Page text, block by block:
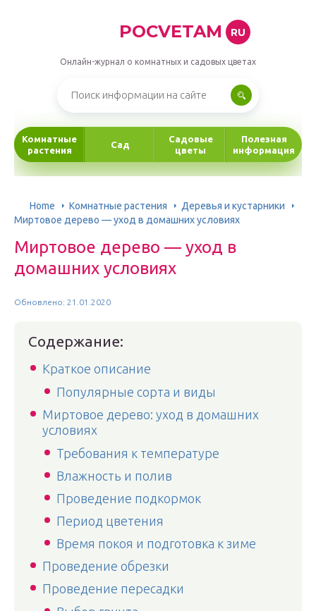
POCVETAM RU
Онлайн-журнал о комнатных и садовых цветах
Комнатные
растения
Сад
Садовые
цветы
Полезная
информация
Home Комнатные растения
Деревья и кустарники
Миртовое дерево — уход в домашних условиях
Миртовое дерево — уход в
домашних условиях
Обновлено: 21.01.2020
Содержание:
Краткое описание
Популярные сорта и виды
Миртовое дерево: уход в домашних
условиях
Требования к температуре
Влажность и полив
Проведение подкормок
Период цветения
Время покоя и подготовка к зиме
Проведение обрезки
Проведение пересадки